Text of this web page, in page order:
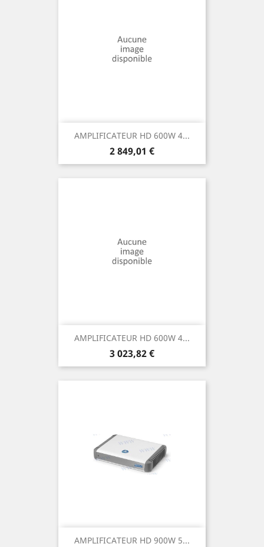
AMPLIFICATEUR HD 600W 4...
Prix
2 849,01 €
AMPLIFICATEUR HD 600W 4...
Prix
3 023,82 €
AMPLIFICATEUR HD 900W 5...